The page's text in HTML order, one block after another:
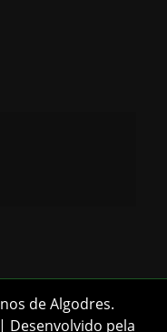
de Algodres.
Desenvolvido pela